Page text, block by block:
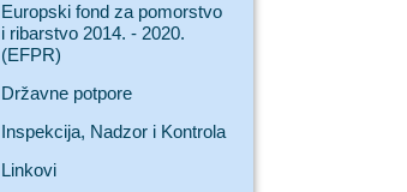
Europski fond za pomorstvo
i ribarstvo 2014. - 2020.
(EFPR)
Državne potpore
Inspekcija, Nadzor i Kontrola
Linkovi